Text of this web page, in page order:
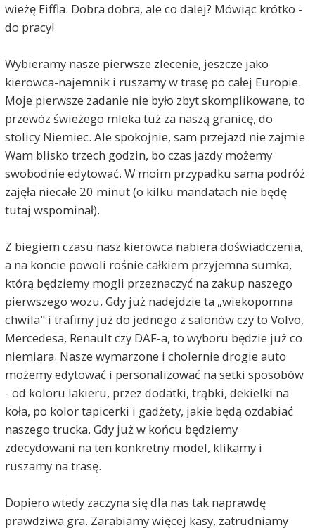
wieżę Eiffla. Dobra dobra, ale co dalej? Mówiąc krótko -
do pracy!
Wybieramy nasze pierwsze zlecenie, jeszcze jako
kierowca-najemnik i ruszamy w trasę po całej Europie.
Moje pierwsze zadanie nie było zbyt skomplikowane, to
przewóz świeżego mleka tuż za naszą granicę, do
stolicy Niemiec. Ale spokojnie, sam przejazd nie zajmie
Wam blisko trzech godzin, bo czas jazdy możemy
swobodnie edytować. W moim przypadku sama podróż
zajęła niecałe 20 minut (o kilku mandatach nie będę
tutaj wspominał).
Z biegiem czasu nasz kierowca nabiera doświadczenia,
a na koncie powoli rośnie całkiem przyjemna sumka,
którą będziemy mogli przeznaczyć na zakup naszego
pierwszego wozu. Gdy już nadejdzie ta „wiekopomna
chwila" i trafimy już do jednego z salonów czy to Volvo,
Mercedesa, Renault czy DAF-a, to wyboru będzie już co
niemiara. Nasze wymarzone i cholernie drogie auto
możemy edytować i personalizować na setki sposobów
- od koloru lakieru, przez dodatki, trąbki, dekielki na
koła, po kolor tapicerki i gadżety, jakie będą ozdabiać
naszego trucka. Gdy już w końcu będziemy
zdecydowani na ten konkretny model, klikamy i
ruszamy na trasę.
Dopiero wtedy zaczyna się dla nas tak naprawdę
prawdziwa gra. Zarabiamy więcej kasy, zatrudniamy